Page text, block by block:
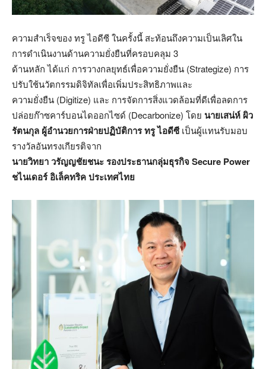
ความสำเร็จของ ทรู ไอดีซี ในครั้งนี้ สะท้อนถึงความเป็นเลิศใน
การดำเนินงานด้านความยั่งยืนที่ครอบคลุม 3
ด้านหลัก ได้แก่ การวางกลยุทธ์เพื่อความยั่งยืน (Strategize) การ
ปรับใช้นวัตกรรมดิจิทัลเพื่อเพิ่มประสิทธิภาพและ
ความยั่งยืน (Digitize) และ การจัดการสิ่งแวดล้อมที่ดีเพื่อลดการ
ปล่อยก๊าซคาร์บอนไดออกไซด์ (Decarbonize) โดย นายเสน่ห์ ผิว
รัตนกุล ผู้อำนวยการฝ่ายปฏิบัติการ ทรู ไอดีซีเป็นผู้แทนรับมอบ
รางวัลอันทรงเกียรติจาก
นายวิทยา วรัญญชัยชนะ รองประธานกลุ่มธุรกิจSecure Power
ชไนเดอร์ อิเล็คทริค ประเทศไทย